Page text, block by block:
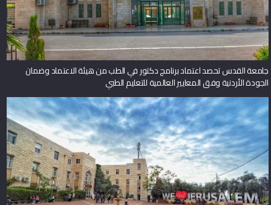
جامعة القدس تحصد اعتماد برنامج دكتور في الطب من هيئة الاعتماد وضمان
الجودة الأردنية وفق المعايير العالمية للتعليم الطبي